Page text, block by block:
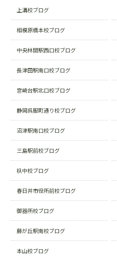
上溝校ブログ
相模原橋本校ブログ
中央林間駅西口校ブログ
長津田駅南口校ブログ
宮崎台駅北口校ブログ
静岡呉服町通り校ブログ
沼津駅南口校ブログ
三島駅前校ブログ
杁中校ブログ
春日井市役所前校ブログ
御器所校ブログ
藤が丘駅南校ブログ
本山校ブログ